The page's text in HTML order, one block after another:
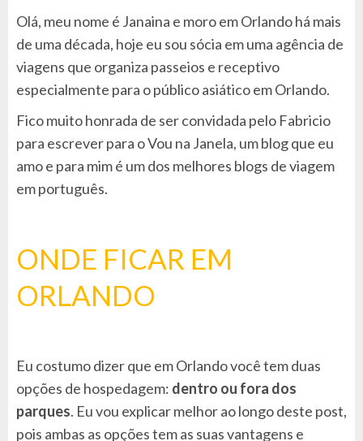
Olá, meu nome é Janaina e moro em Orlando há mais
de uma década, hoje eu sou sócia em uma agência de
viagens que organiza passeios e receptivo
especialmente para o público asiático em Orlando.
Fico muito honrada de ser convidada pelo Fabricio
para escrever para o Vou na Janela, um blog que eu
amo e para mim é um dos melhores blogs de viagem
em português.
ONDE FICAR EM
ORLANDO
Eu costumo dizer que em Orlando você tem duas
opções de hospedagem: dentro ou fora dos
parques. Eu vou explicar melhor ao longo deste post,
pois ambas as opções tem as suas vantagens e